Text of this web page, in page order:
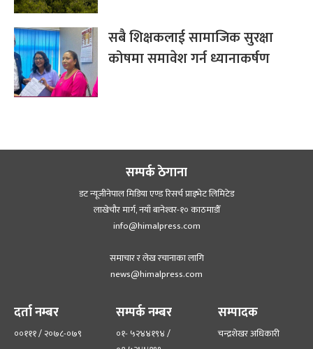
सबै शिक्षकलाई सामाजिक सुरक्षा
कोषमा समावेश गर्न ध्यानाकर्षण
सम्पर्क ठेगाना
डट न्यूजीनेपाल मिडिया एण्ड रिसर्च प्राइभेट लिमिटेड
लाखेचौर मार्ग, नयाँ बानेश्‍वर-१० काठमाडौँ
info@himalpress.com
समाचार र लेख रचानाका लागि
news@himalpress.com
दर्ता नम्बर
००१११ / २०७८-०७९
सम्पर्क नम्बर
०१- ५२४४१९४ /
सम्पादक
चन्द्रशेखर अधिकारी